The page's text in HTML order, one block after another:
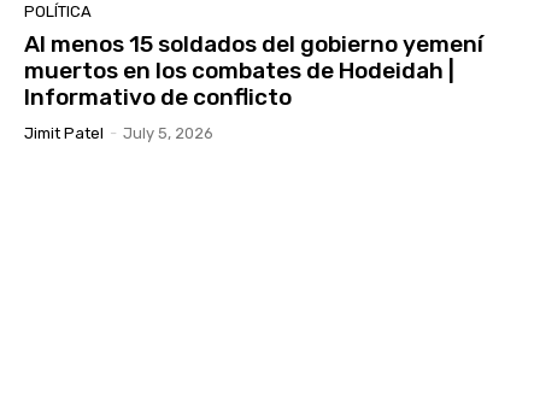
POLÍTICA
Al menos 15 soldados del gobierno yemení
muertos en los combates de Hodeidah |
Informativo de conflicto
Jimit Patel - July 5, 2026